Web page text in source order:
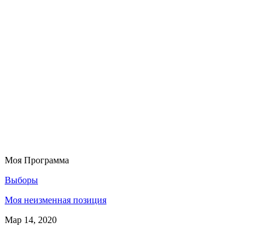
Моя Программа
Выборы
Моя неизменная позиция
Мар 14, 2020